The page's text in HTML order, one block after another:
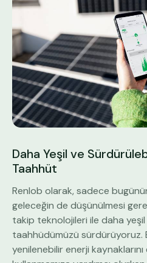
Daha Yeşil ve
Taahhüt
Renlob olarak, sadece
geleceğin de düşünülmesi
takip teknolojileri ile daha
taahhüdümüzü sürdürüyoruz.
yenilenebilir enerji